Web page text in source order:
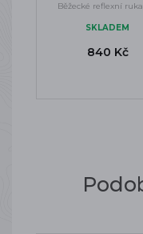
Běžecké reflexní
SKLADEM
840 Kč